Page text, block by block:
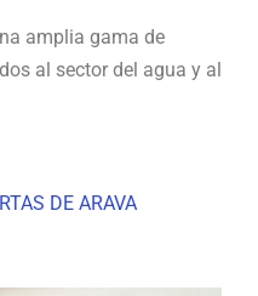
amplia gama de
al sector del agua y al
DE ARAVA